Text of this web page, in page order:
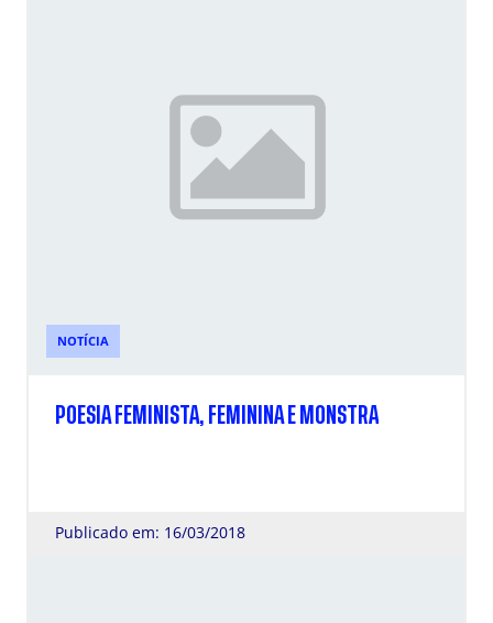
NOTÍCIA
POESIA FEMINISTA, FEMININA E MONSTRA
Publicado em: 16/03/2018